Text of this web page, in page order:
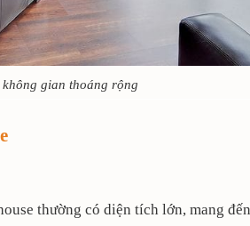
gian thoáng rộng
thường có diện tích lớn, mang